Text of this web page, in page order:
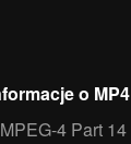
o MP4
MPEG-4 Part 14